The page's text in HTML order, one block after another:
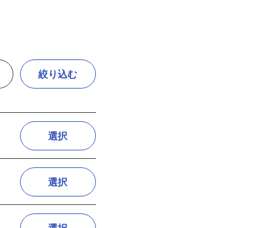
絞り込む
選択
選択